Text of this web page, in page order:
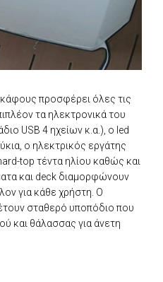
προσφέρει όλες τις
τα ηλεκτρονικά του
USB 4 ηχείων κ.α.), ο led
ο ηλεκτρικός εργάτης
top τέντα ηλίου καθώς και
και deck διαμορφώνουν
για κάθε χρήστη. Ο
σταθερό υποπόδιο που
και θάλασσας για άνετη